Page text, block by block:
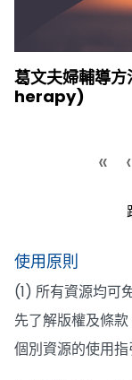
葛文夫婦輔導
herapy)
« ‹
使用原則
(1) 所有資源均可
先了解版權及條
個別資源的使用指